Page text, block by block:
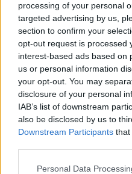
processing of your personal
targeted advertising by us,
section to confirm your
opt-out request is processed
interest-based ads based on
us or personal information
your opt-out. You may
disclosure of your personal
IAB’s list of downstream
also be disclosed by us to
Downstream Participants that
Personal Data
në 12 orë, 10 mbeten
aktive dhe ndërhyrjet
vijojnë nga toka e ajri
Durrës/ 40-vjeçari humb
ndjenjat në kantierin e
ndërtimit dhe ndërron jetë